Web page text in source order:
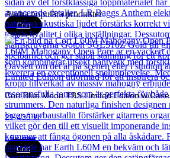
Andra populära produkter
Cort
Cort Blue Moon TBS Limited Edition w/Case
21 435kr
Läs mer
Cort